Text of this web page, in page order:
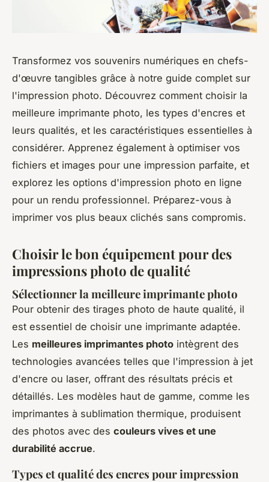
Transformez vos souvenirs numériques en chefs-
d'œuvre tangibles grâce à notre guide complet sur
l'impression photo. Découvrez comment choisir la
meilleure imprimante photo, les types d'encres et
leurs qualités, et les caractéristiques essentielles à
considérer. Apprenez également à optimiser vos
fichiers et images pour une impression parfaite, et
explorez les options d'impression photo en ligne
pour un rendu professionnel. Préparez-vous à
imprimer vos plus beaux clichés sans compromis.
Choisir le bon équipement pour des
impressions photo de qualité
Sélectionner la meilleure imprimante photo
Pour obtenir des tirages photo de haute qualité, il
est essentiel de choisir une imprimante adaptée.
Les meilleures imprimantes photo intègrent des
technologies avancées telles que l'impression à jet
d'encre ou laser, offrant des résultats précis et
détaillés. Les modèles haut de gamme, comme les
imprimantes à sublimation thermique, produisent
des photos avec des couleurs vives et une
durabilité accrue.
Types et qualité des encres pour impression